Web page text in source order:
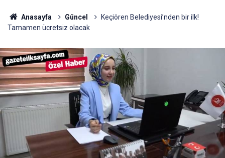
Anasayfa Güncel
Keçiören Belediyesi’nden bir ilk!
Tamamen ücretsiz olacak